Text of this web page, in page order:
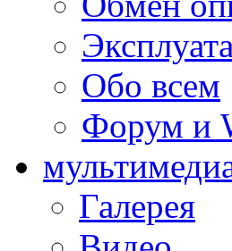
Обо всем
Форум и
Галерея